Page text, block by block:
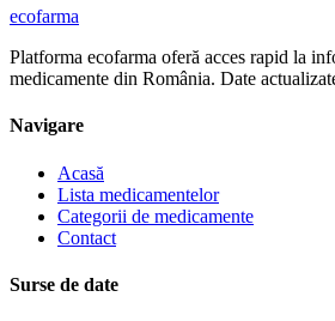
ecofarma
Platforma ecofarma oferă acces rapid la
medicamente din România. Date
Navigare
Acasă
Lista medicamentelor
Categorii de medicamente
Contact
Surse de date